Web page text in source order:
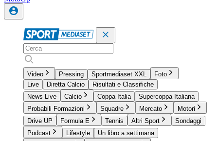
Video Pressing Sportmediaset XXL
Foto
Live
Diretta Calcio
Risultati e Classifiche
News Live
Calcio Coppa Italia
Supercoppa Italiana
Probabili Formazioni
Squadre Mercato
Motori
Drive UP
Formula E Tennis Altri Sport
Sondaggi
Podcast
Lifestyle
Un libro a settimana